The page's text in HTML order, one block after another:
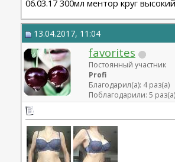
06.03.17 300мл ментор круг
13.04.2017, 11:04
favorites
Постоянный участник
Profi
Благодарил(а): 4 раз(а)
Поблагодарили: 5